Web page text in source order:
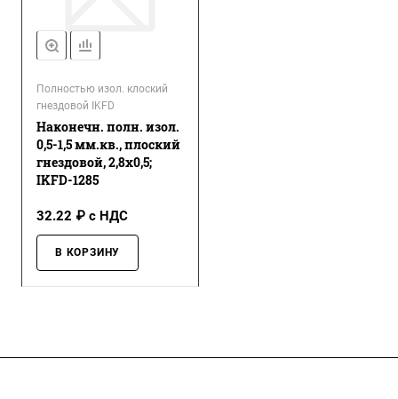
Полностью изол. клоский
гнездовой IKFD
Наконечн. полн. изол.
0,5-1,5 мм.кв., плоский
гнездовой, 2,8х0,5;
IKFD-1285
32.22 ₽ с НДС
В КОРЗИНУ